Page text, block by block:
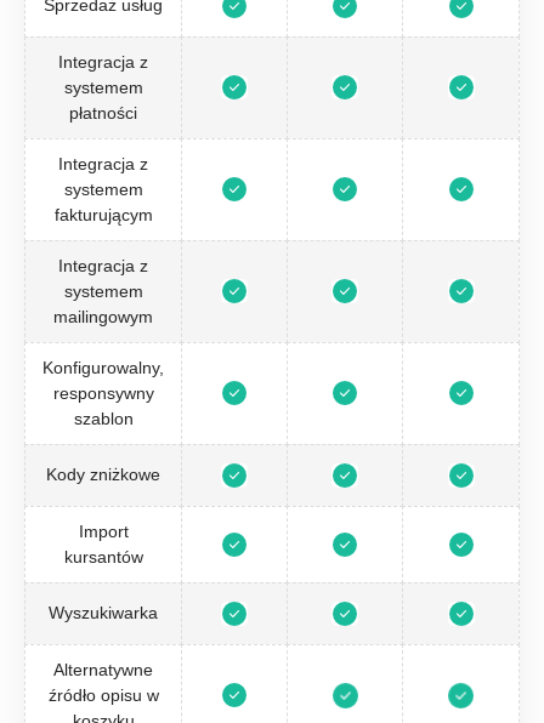
Sprzedaż usług
Integracja z
systemem
płatności
Integracja z
systemem
fakturującym
Integracja z
systemem
mailingowym
Konfigurowalny,
responsywny
szablon
Kody zniżkowe
Import
kursantów
Wyszukiwarka
Alternatywne
źródło opisu w